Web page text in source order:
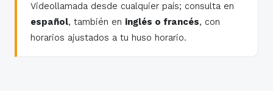
Videollamada desde cualquier país; consulta en
español, también en inglés o francés, con
horarios ajustados a tu huso horario.